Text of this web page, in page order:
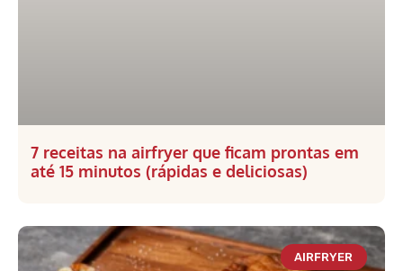
7 receitas na airfryer que ficam prontas em
até 15 minutos (rápidas e deliciosas)
AIRFRYER